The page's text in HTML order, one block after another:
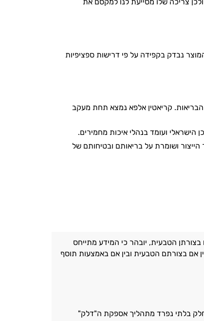
נבדק בקפידה על פי דרישות ספציפיות
הבריאות. קריאטין אלפא נמצא תחת מעקב
ועומד בנהלי איכות מחמירים.
ושומרת על בריאותם ובטיחותם של
הטבעית, יובהר כי המידע מתייחס
אם בצורתם הטבעית ובין אם באמצעות תוסף
בלתי נפרד מתהליך אספקת ה"דלק"